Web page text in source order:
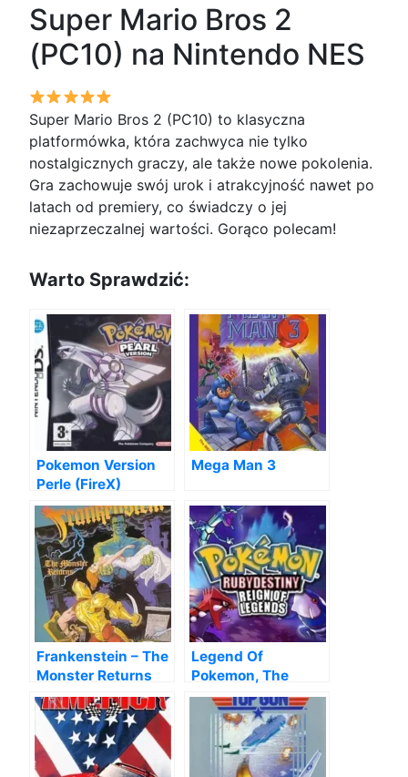
Super Mario Bros 2
(PC10) na Nintendo NES
Super Mario Bros 2 (PC10) to klasyczna
platformówka, która zachwyca nie tylko
nostalgicznych graczy, ale także nowe pokolenia.
Gra zachowuje swój urok i atrakcyjność nawet po
latach od premiery, co świadczy o jej
niezaprzeczalnej wartości. Gorąco polecam!
Warto Sprawdzić:
Pokemon Version
Perle (FireX)
Mega Man 3
Frankenstein – The
Monster Returns
Legend Of
Pokemon, The
(Hack)